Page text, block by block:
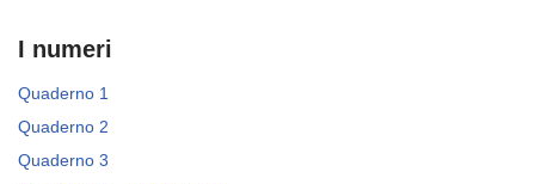
I numeri
Quaderno 1
Quaderno 2
Quaderno 3